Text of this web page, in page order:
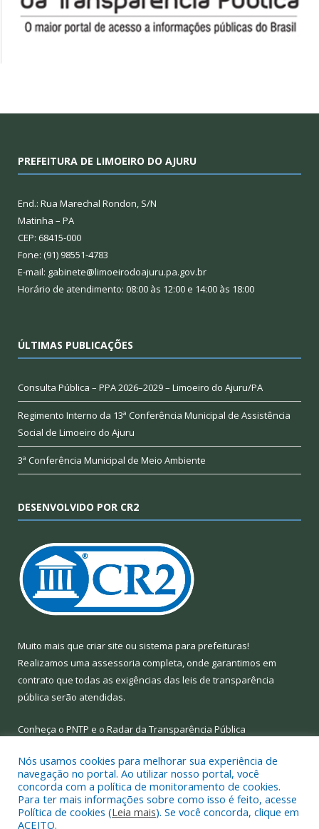
PREFEITURA DE LIMOEIRO DO AJURU
End.: Rua Marechal Rondon, S/N
Matinha – PA
CEP: 68415-000
Fone: (91) 98551-4783
E-mail: gabinete@limoeirodoajuru.pa.gov.br
Horário de atendimento: 08:00 às 12:00 e 14:00 às 18:00
ÚLTIMAS PUBLICAÇÕES
Consulta Pública – PPA 2026–2029 – Limoeiro do Ajuru/PA
Regimento Interno da 13ª Conferência Municipal de Assistência
Social de Limoeiro do Ajuru
3ª Conferência Municipal de Meio Ambiente
DESENVOLVIDO POR CR2
Muito mais que criar site ou sistema para prefeituras!
Realizamos uma assessoria completa, onde garantimos em
contrato que todas as exigências das leis de transparência
pública serão atendidas.
Conheça o PNTP e o Radar da Transparência Pública
Todos os direitos reservados a Prefeitura Municipal de Limoeiro
do Ajuru.
Nós usamos cookies para melhorar sua experiência de
navegação no portal. Ao utilizar nosso portal, você
concorda com a política de monitoramento de cookies.
Para ter mais informações sobre como isso é feito, acesse
Política de cookies (Leia mais). Se você concorda, clique em
ACEITO.